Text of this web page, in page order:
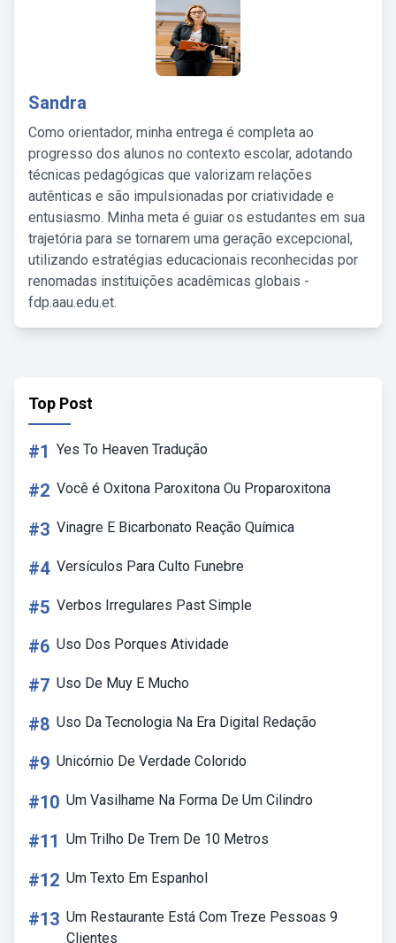
Sandra
Como orientador, minha entrega é completa ao
progresso dos alunos no contexto escolar, adotando
técnicas pedagógicas que valorizam relações
autênticas e são impulsionadas por criatividade e
entusiasmo. Minha meta é guiar os estudantes em sua
trajetória para se tornarem uma geração excepcional,
utilizando estratégias educacionais reconhecidas por
renomadas instituições acadêmicas globais -
fdp.aau.edu.et.
Top Post
#1 Yes To Heaven Tradução
#2 Você é Oxitona Paroxitona Ou Proparoxitona
#3 Vinagre E Bicarbonato Reação Química
#4 Versículos Para Culto Funebre
#5 Verbos Irregulares Past Simple
#6 Uso Dos Porques Atividade
#7 Uso De Muy E Mucho
#8 Uso Da Tecnologia Na Era Digital Redação
#9 Unicórnio De Verdade Colorido
#10 Um Vasilhame Na Forma De Um Cilindro
#11 Um Trilho De Trem De 10 Metros
#12 Um Texto Em Espanhol
#13 Um Restaurante Está Com Treze Pessoas 9
Clientes